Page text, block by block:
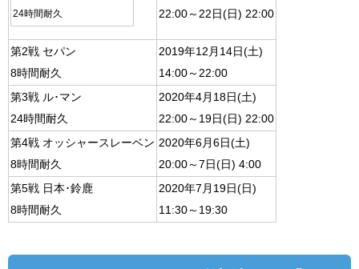
24時間耐久
22:00～22日(日) 22:00
第2戦 セパン
8時間耐久
2019年12月14日(土)
14:00～22:00
第3戦 ル･マン
24時間耐久
2020年4月18日(土)
22:00～19日(日) 22:00
第4戦 オッシャースレーベン
8時間耐久
2020年6月6日(土)
20:00～7日(日) 4:00
第5戦 日本･鈴鹿
8時間耐久
2020年7月19日(日)
11:30～19:30